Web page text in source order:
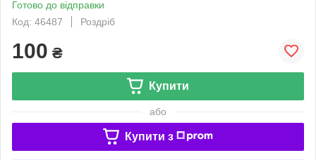
Готово до відправки
Код: 46487
Роздріб
100 ₴
Купити
або
Купити з